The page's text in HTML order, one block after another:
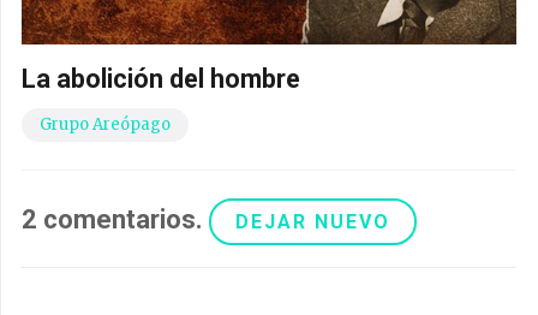
La abolición del hombre
Grupo Areópago
2 comentarios. DEJAR NUEVO